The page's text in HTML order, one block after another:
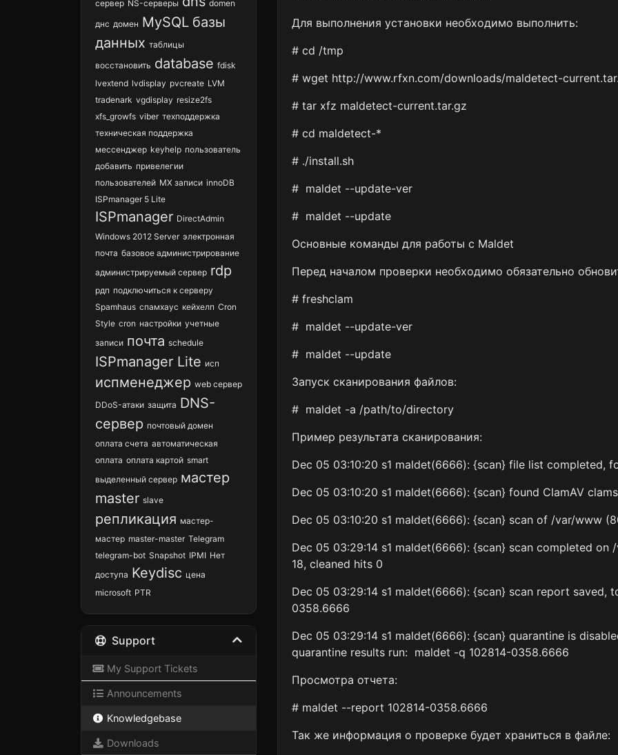
сервер NS-серверы
domen
днс домен MySQL базы
данных таблицы
восстановить database fdisk
lvextend lvdisplay pvcreate LVM
tradenark vgdisplay resize2fs
xfs_growfs viber техподдержка
техническая поддержка
мессенджер keyhelp пользователь
добавить привелегии
пользователей MX записи innoDB
ISPmanager 5 Lite
ISPmanager DirectAdmin
Windows 2012 Server электронная
почта базовое администрирование
администрируемый сервер rdp
рдп подключиться к серверу
Spamhaus спамхаус кейхелп Cron
Style cron настройки учетные
записи почта schedule
ISPmanager Lite исп
испменеджер web сервер
DDoS-атаки защита DNS-
сервер почтовый домен
оплата счета автоматическая
оплата оплата картой smart
выделенный сервер мастер
master slave
репликация мастер-
мастер master-master Telegram
telegram-bot Snapshot IPMI Нет
доступа Keydisс цена
microsoft PTR
Support
My Support Tickets
Announcements
Knowledgebase
Downloads
Для выполнения установки необходимо выполнить:
# cd /tmp
# wget http://www.rfxn.com/downloads/maldetect-
# tar xfz maldetect-current.tar.gz
# cd maldetect-*
# ./install.sh
# maldet --update-ver
# maldet --update
Основные команды для работы с Maldet
Перед началом проверки необходимо обязательно
# freshclam
# maldet --update-ver
# maldet --update
Запуск сканирования файлов:
# maldet -a /path/to/directory
Пример результата сканирования:
Dec 05 03:10:20 s1 maldet(6666): {scan} file list completed,
Dec 05 03:10:20 s1 maldet(6666): {scan} found ClamAV
Dec 05 03:10:20 s1 maldet(6666): {scan} scan of /var/www
Dec 05 03:29:14 s1 maldet(6666): {scan} scan completed
18, cleaned hits 0
Dec 05 03:29:14 s1 maldet(6666): {scan} scan report saved,
0358.6666
Dec 05 03:29:14 s1 maldet(6666): {scan} quarantine is
quarantine results run: maldet -q 102814-0358.6666
Просмотра отчета:
# maldet --report 102814-0358.6666
Так же информация о проверке будет храниться в файле: